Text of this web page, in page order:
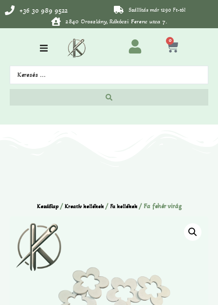
+36 30 989 9522 Szállítás már 1290 Ft-tól
2840 Oroszlány, Rákóczi Ferenc utca 7.
0
Kezdőlap/ Kreatív kellékek/ Fa kellékek/ Fa fehér virág